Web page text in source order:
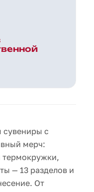
сувениры с
мерч:
термокружки,
— 13 разделов и
От